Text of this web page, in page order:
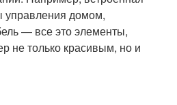
управления домом,
— все это элементы,
не только красивым, но и